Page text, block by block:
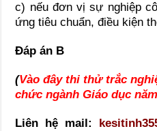
c) nếu đơn vị sự nghiệp
ứng tiêu chuẩn, điều kiện
Đáp án B
(Vào đây thi thử trắc
chức ngành Giáo dục
Liên hệ mail: